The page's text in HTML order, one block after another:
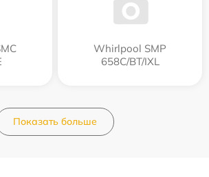
Whirlpool SMP
658C/BT/IXL
Показать больше